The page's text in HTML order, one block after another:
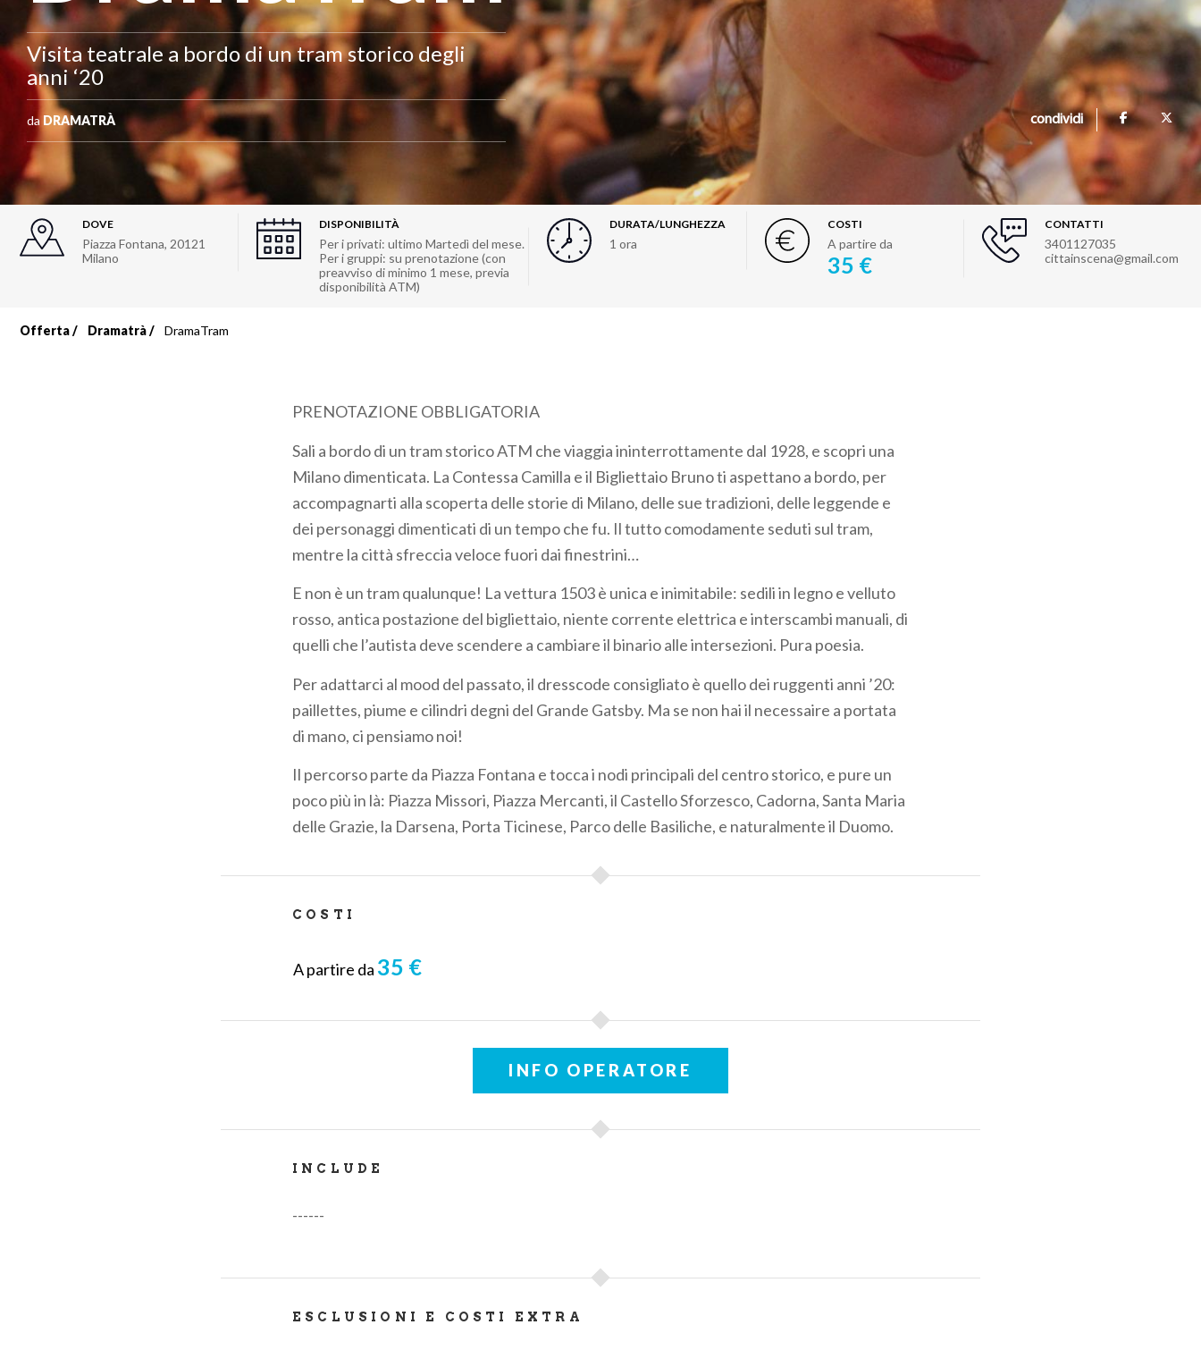
Visita teatrale a bordo di un tram storico degli
anni ‘20
da DRAMATRÀ condividi
DOVE
Piazza Fontana, 20121
Milano
DISPONIBILITÀ
Per i privati: ultimo Martedì del mese.
Per i gruppi: su prenotazione (con
preavviso di minimo 1 mese, previa
disponibilità ATM)
DURATA/LUNGHEZZA
1 ora
COSTI
A partire da
35 €
CONTATTI
3401127035
cittainscena@gmail.com
Offerta Dramatrà DramaTram
PRENOTAZIONE OBBLIGATORIA
Sali a bordo di un tram storico ATM che viaggia ininterrottamente dal 1928, e scopri una
Milano dimenticata. La Contessa Camilla e il Bigliettaio Bruno ti aspettano a bordo, per
accompagnarti alla scoperta delle storie di Milano, delle sue tradizioni, delle leggende e
dei personaggi dimenticati di un tempo che fu. Il tutto comodamente seduti sul tram,
mentre la città sfreccia veloce fuori dai finestrini…
E non è un tram qualunque! La vettura 1503 è unica e inimitabile: sedili in legno e velluto
rosso, antica postazione del bigliettaio, niente corrente elettrica e interscambi manuali, di
quelli che l’autista deve scendere a cambiare il binario alle intersezioni. Pura poesia.
Per adattarci al mood del passato, il dresscode consigliato è quello dei ruggenti anni ’20:
paillettes, piume e cilindri degni del Grande Gatsby. Ma se non hai il necessaire a portata
di mano, ci pensiamo noi!
Il percorso parte da Piazza Fontana e tocca i nodi principali del centro storico, e pure un
poco più in là: Piazza Missori, Piazza Mercanti, il Castello Sforzesco, Cadorna, Santa Maria
delle Grazie, la Darsena, Porta Ticinese, Parco delle Basiliche, e naturalmente il Duomo.
COSTI
A partire da 35 €
INFO OPERATORE
INCLUDE
------
ESCLUSIONI E COSTI EXTRA